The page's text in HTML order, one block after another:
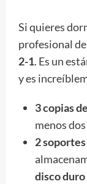
Si quieres
profesional
2-1. Es un
y es
3 copias
menos
2
disco